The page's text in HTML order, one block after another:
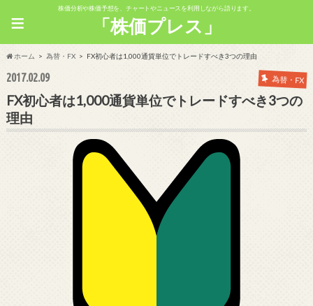
株価分析や株価予想を、チャートやニュースを利用しながら語ります。
「株価プレス」
≡
ホーム 為替・FX FX初心者は1,000通貨単位でトレードすべき3つの理由
2017.02.09 為替・FX
FX初心者は1,000通貨単位でトレードすべき3つの
理由